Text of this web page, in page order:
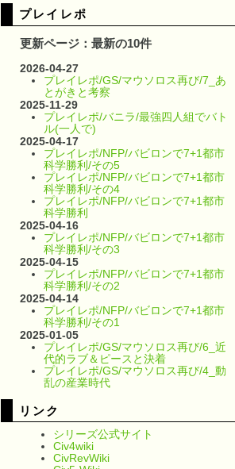
プレイレポ
更新ページ：最新の10件
2026-04-27
プレイレポ/GS/マウソロス再び/7_あ
とがきと考察
2025-11-29
プレイレポ/バニラ/最強四人組でバト
ル(一人で)
2025-04-17
プレイレポ/NFP/バビロンで7+1都市
科学勝利/その5
プレイレポ/NFP/バビロンで7+1都市
科学勝利/その4
プレイレポ/NFP/バビロンで7+1都市
科学勝利
2025-04-16
プレイレポ/NFP/バビロンで7+1都市
科学勝利/その3
2025-04-15
プレイレポ/NFP/バビロンで7+1都市
科学勝利/その2
2025-04-14
プレイレポ/NFP/バビロンで7+1都市
科学勝利/その1
2025-01-05
プレイレポ/GS/マウソロス再び/6_近
代的ラブ＆ピースと決着
プレイレポ/GS/マウソロス再び/4_動
乱の産業時代
リンク
シリーズ公式サイト
Civ4wiki
CivRevWiki